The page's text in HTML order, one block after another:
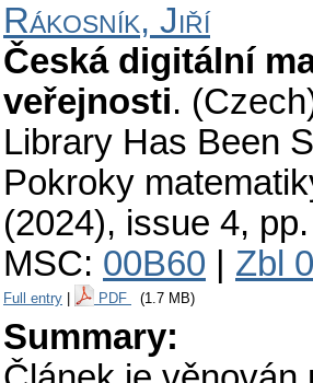
Rákosník, Jiří
Česká digitální
veřejnosti.
Library Has Been
Pokroky
(2024), issue 4,
MSC: 00B60 Zbl
Full entry PDF (1.7 MB)
Summary: